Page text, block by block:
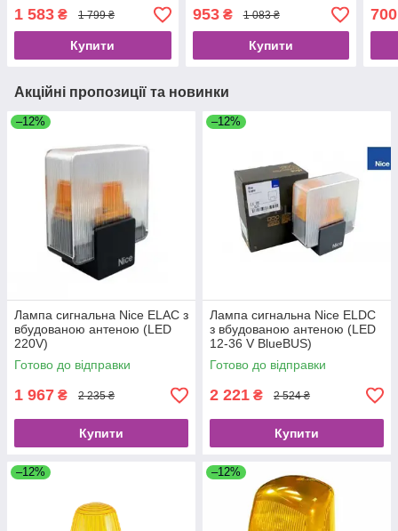
шлагбаума
1 583 ₴ 1 799 ₴
Купити
953₴ 1 083 ₴
Купити
700
Акційні пропозиції та новинки
–12%
Лампа сигнальна Nice ELAC з
вбудованою антеною (LED
220V)
Готово до відправки
1 967 ₴ 2 235 ₴
Купити
–12%
Лампа сигнальна Nice ELDC
з вбудованою антеною (LED
12-36 V BlueBUS)
Готово до відправки
2 221 ₴ 2 524 ₴
Купити
–12% –12%